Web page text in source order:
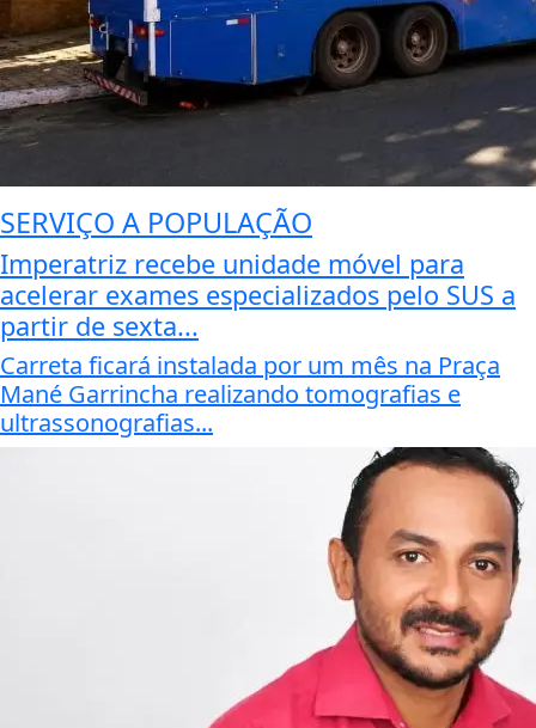
SERVIÇO A POPULAÇÃO
Imperatriz recebe unidade móvel para
acelerar exames especializados pelo SUS a
partir de sexta...
Carreta ficará instalada por um mês na Praça
Mané Garrincha realizando tomografias e
ultrassonografias...